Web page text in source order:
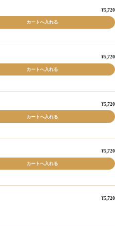
¥5,720
¥5,720
¥5,720
¥5,720
¥5,720